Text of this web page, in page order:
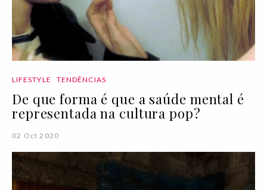
LIFESTYLE TENDÊNCIAS
De que forma é que a saúde mental é
representada na cultura pop?
02 Oct 2020